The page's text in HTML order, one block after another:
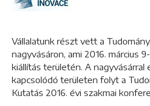
Vállalatunk részt vett a
nagyvásáron, ami 2016. március
kiállítás területén. A nagyvásárral
kapcsolódó területen folyt a
Kutatás 2016. évi szakmai